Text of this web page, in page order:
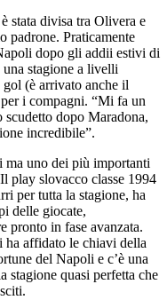
stata divisa tra Olivera e
padrone. Praticamente
dopo gli addii estivi di
stagione a livelli
gol (è arrivato anche il
i compagni. “Mi fa un
scudetto dopo Maradona,
incredibile”.
uno dei più importanti
play slovacco classe 1994
per tutta la stagione, ha
delle giocate,
pronto in fase avanzata.
ha affidato le chiavi della
del Napoli e c’è una
stagione quasi perfetta che